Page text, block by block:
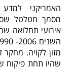
האמריקני
מסמך מטלטל
אירועי תחלואה
מזון לקויה.